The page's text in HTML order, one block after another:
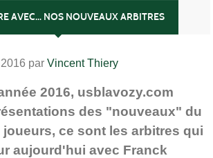
AVEC... NOS NOUVEAUX ARBITRES
par Vincent Thiery
2016, usblavozy.com
des "nouveaux" du
ce sont les arbitres qui
aujourd'hui avec Franck